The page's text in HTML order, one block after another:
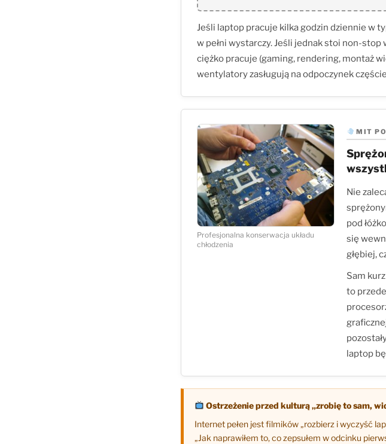
Jeśli laptop pracuje kilka godzin dziennie w
w pełni wystarczy. Jeśli jednak stoi non-
ciężko pracuje (gaming, rendering, montaż
wentylatory zasługują na odpoczynek
Profesjonalna konserwacja układu
chłodzenia
MIT
Nie
pod
się
głębiej,
Sam
to
laptop
Ostrzeżenie przed kulturą „zrobię to sam,
Internet pełen jest filmików „rozbierz i wyczyść
„Jak naprawiłem to, co zepsułem w odcinku